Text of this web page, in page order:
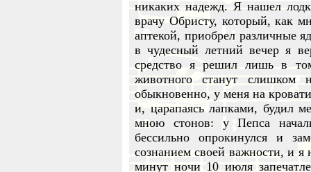
никаких надежд. Я нашел
врачу Обристу, который, как
аптекой, приобрел различные
в чудесный летний вечер я
средство я решил лишь в том
животного станут слишком
обыкновенно, у меня на
и, царапаясь лапками, будил
мною стонов: у Пепса
бессильно опрокинулся и
сознанием своей важности, и я
минут ночи 10 июля